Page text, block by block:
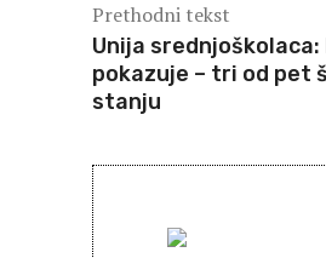
Prethodni tekst
Unija
pokazuje – tri od pet
stanju